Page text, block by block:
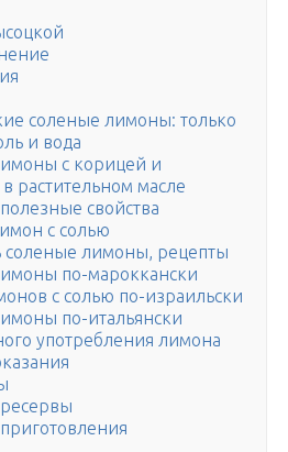
соленые лимоны: только
и вода
с корицей и
растительном масле
свойства
с солью
соленые лимоны, рецепты
по-мароккански
с солью по-израильски
по-итальянски
употребления лимона